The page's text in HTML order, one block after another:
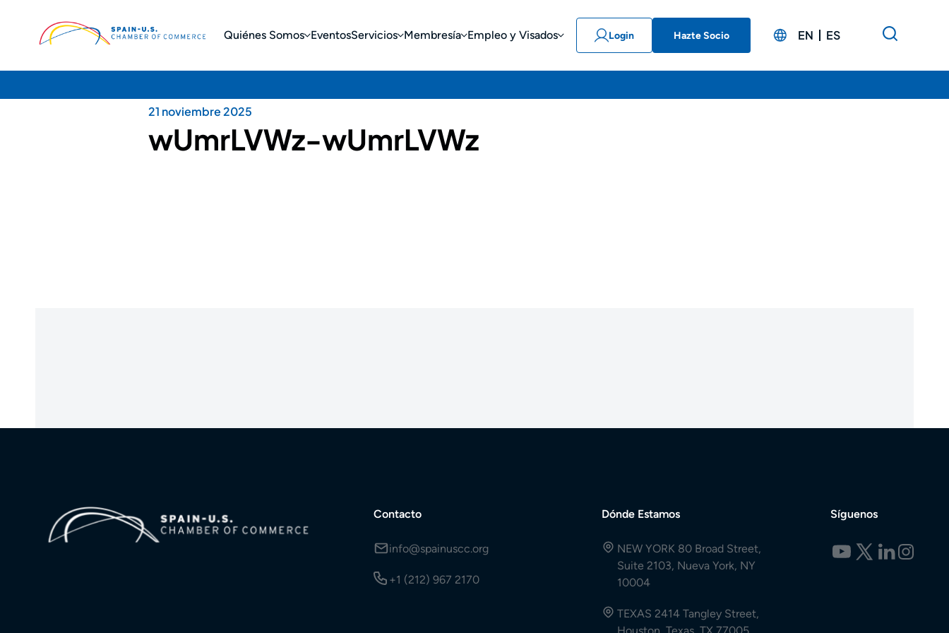
Quiénes Somos EventosServicios Membresía Empleo y Visados Login Hazte Socio EN ES
21 noviembre 2025
wUmrLVWz-wUmrLVWz
Contacto
info@spainuscc.org
+1 (212) 967 2170
Dónde Estamos
NEW YORK 80 Broad Street,
Suite 2103, Nueva York, NY
10004
TEXAS 2414 Tangley Street,
Síguenos